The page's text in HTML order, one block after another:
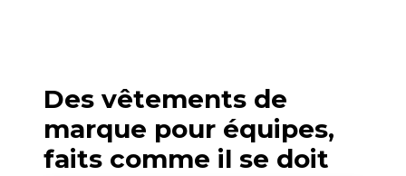
Des vêtements de
marque pour équipes,
faits comme il se doit